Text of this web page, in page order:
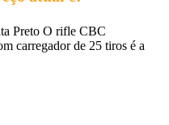
Preto O rifle CBC
carregador de 25 tiros é a